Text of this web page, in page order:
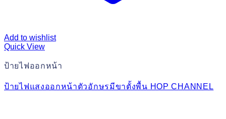
Add to wishlist
Quick View
ป้ายไฟออกหน้า
ป้ายไฟแสงออกหน้าตัวอักษรมีขาตั้งพื้น HOP CHANNEL